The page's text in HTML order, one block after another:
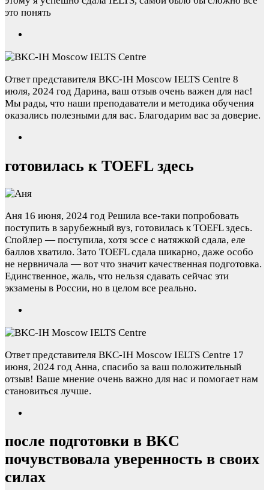
это понять
Ответ представителя BKC-IH Moscow IELTS Centre 8
июля, 2024 год Дарина, ваш отзыв очень важен для нас!
Мы рады, что наши преподаватели и методика обучения
оказались полезными для вас. Благодарим вас за доверие.
готовилась к TOEFL здесь
Аня 16 июня, 2024 год Решила все-таки попробовать
поступить в зарубежный вуз, готовилась к TOEFL здесь.
Спойлер — поступила, хотя эссе с натяжкой сдала, еле
баллов хватило. Зато TOEFL сдала шикарно, даже особо
не нервничала — вот что значит качественная подготовка.
Единственное, жаль, что нельзя сдавать сейчас эти
экзамены в России, но в целом все реально.
Ответ представителя BKC-IH Moscow IELTS Centre 17
июня, 2024 год Анна, спасибо за ваш положительный
отзыв! Ваше мнение очень важно для нас и помогает нам
становиться лучше.
после подготовки в BKC
почувствовала уверенность в своих
силах